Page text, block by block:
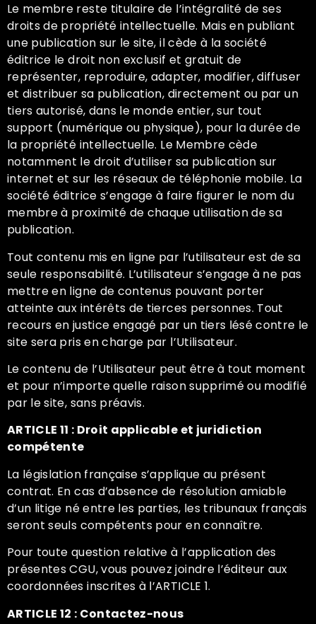
Le membre reste titulaire de l’intégralité de ses
droits de propriété intellectuelle. Mais en publiant
une publication sur le site, il cède à la société
éditrice le droit non exclusif et gratuit de
représenter, reproduire, adapter, modifier, diffuser
et distribuer sa publication, directement ou par un
tiers autorisé, dans le monde entier, sur tout
support (numérique ou physique), pour la durée de
la propriété intellectuelle. Le Membre cède
notamment le droit d’utiliser sa publication sur
internet et sur les réseaux de téléphonie mobile. La
société éditrice s’engage à faire figurer le nom du
membre à proximité de chaque utilisation de sa
publication.
Tout contenu mis en ligne par l’utilisateur est de sa
seule responsabilité. L’utilisateur s’engage à ne pas
mettre en ligne de contenus pouvant porter
atteinte aux intérêts de tierces personnes. Tout
recours en justice engagé par un tiers lésé contre le
site sera pris en charge par l’Utilisateur.
Le contenu de l’Utilisateur peut être à tout moment
et pour n’importe quelle raison supprimé ou modifié
par le site, sans préavis.
ARTICLE 11 : Droit applicable et juridiction
compétente
La législation française s’applique au présent
contrat. En cas d’absence de résolution amiable
d’un litige né entre les parties, les tribunaux français
seront seuls compétents pour en connaître.
Pour toute question relative à l’application des
présentes CGU, vous pouvez joindre l’éditeur aux
coordonnées inscrites à l’ARTICLE 1.
ARTICLE 12 : Contactez-nous